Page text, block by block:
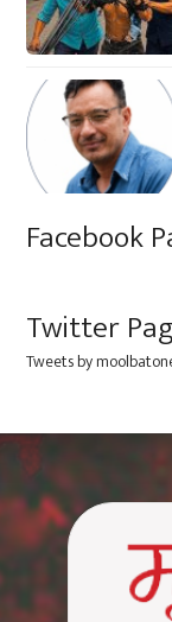
Facebook
Twitter
Tweets by